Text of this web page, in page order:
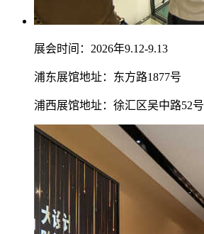
展会时间：2026年9.12-9.13
浦东展馆地址：东方路1877号
浦西展馆地址：徐汇区吴中路52号